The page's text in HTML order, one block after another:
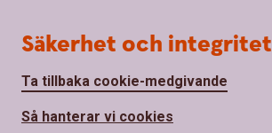
Säkerhet och integritet
Ta tillbaka cookie-medgivande
Så hanterar vi cookies